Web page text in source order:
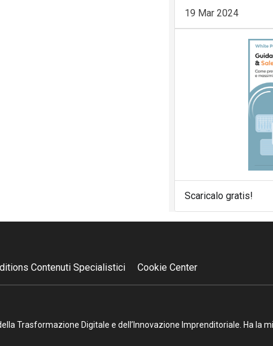
19 Mar 2024
Scaricalo gratis!
Contenuti Specialistici Cookie Center
Trasformazione Digitale e dell’Innovazione Imprenditoriale. Ha la